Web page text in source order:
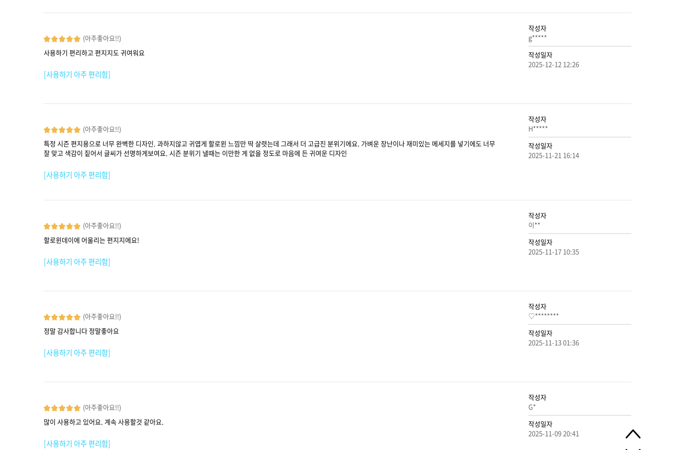
작성자
g*****
작성일자
2025-12-12 12:26
(아주좋아요!!)
사용하기 편리하고 편지지도 귀여워요
[사용하기 아주 편리함]
작성자
H*****
작성일자
2025-11-21 16:14
(아주좋아요!!)
특정 시즌 편지용으로 너무 완벽한 디자인. 과하지않고 귀엽게 할로윈 느낌만 딱 살렷는데 그래서 더 고급진 분위기에요. 가벼운 장난이나 재미있는 메세지를 넣기에도 너무
잘 맞고 색감이 짙어서 글씨가 선명하게보여요. 시즌 분위기 낼때는 이만한 게 없을 정도로 마음에 든 귀여운 디자인
[사용하기 아주 편리함]
작성자
이**
작성일자
2025-11-17 10:35
(아주좋아요!!)
할로윈데이에 어울리는 편지지에요!
[사용하기 아주 편리함]
작성자
♡********
작성일자
2025-11-13 01:36
(아주좋아요!!)
정말 감사합니다 정말좋아요
[사용하기 아주 편리함]
작성자
G*
작성일자
2025-11-09 20:41
(아주좋아요!!)
많이 사용하고 있어요. 계속 사용할것 같아요.
[사용하기 아주 편리함]